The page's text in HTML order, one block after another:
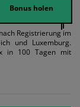
Bonus holen
Registrierung im
und Luxemburg.
in 100 Tagen mit
Hilfe bei